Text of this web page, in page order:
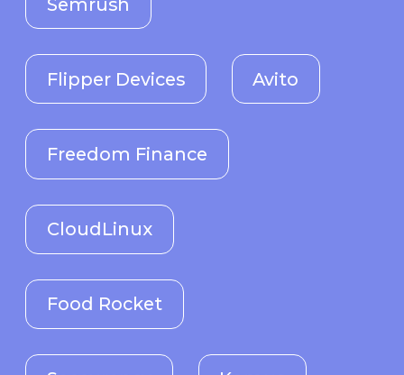
Seccurency
Taker Apptica
Moeco Kraftvaerk
PDFfiller Uptick
BPC Roxot